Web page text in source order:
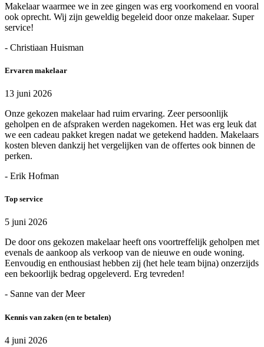
Makelaar waarmee we in zee gingen was erg voorkomend en vooral
ook oprecht. Wij zijn geweldig begeleid door onze makelaar. Super
service!
- Christiaan Huisman
Ervaren makelaar
13 juni 2026
Onze gekozen makelaar had ruim ervaring. Zeer persoonlijk
geholpen en de afspraken werden nagekomen. Het was erg leuk dat
we een cadeau pakket kregen nadat we getekend hadden. Makelaars
kosten bleven dankzij het vergelijken van de offertes ook binnen de
perken.
- Erik Hofman
Top service
5 juni 2026
De door ons gekozen makelaar heeft ons voortreffelijk geholpen met
evenals de aankoop als verkoop van de nieuwe en oude woning.
Eenvoudig en enthousiast hebben zij (het hele team bijna) onzerzijds
een bekoorlijk bedrag opgeleverd. Erg tevreden!
- Sanne van der Meer
Kennis van zaken (en te betalen)
4 juni 2026